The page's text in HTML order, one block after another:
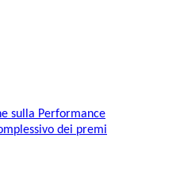
sulla Performance
dei premi